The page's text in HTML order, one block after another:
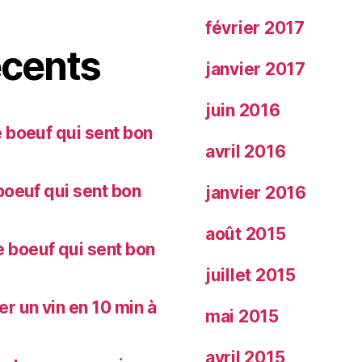
boeuf qui sent bon
qui sent bon
boeuf qui sent bon
un vin en 10 min à
février 2017
janvier 2017
juin 2016
avril 2016
janvier 2016
août 2015
juillet 2015
mai 2015
avril 2015